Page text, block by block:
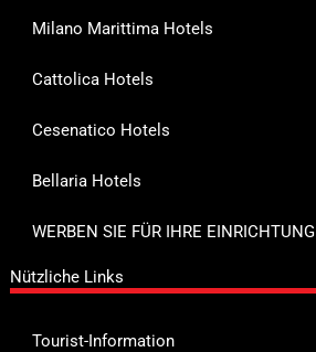
Milano Marittima Hotels
Cattolica Hotels
Cesenatico Hotels
Bellaria Hotels
WERBEN SIE FÜR IHRE EINRICHTUNG
Nützliche Links
Tourist-Information